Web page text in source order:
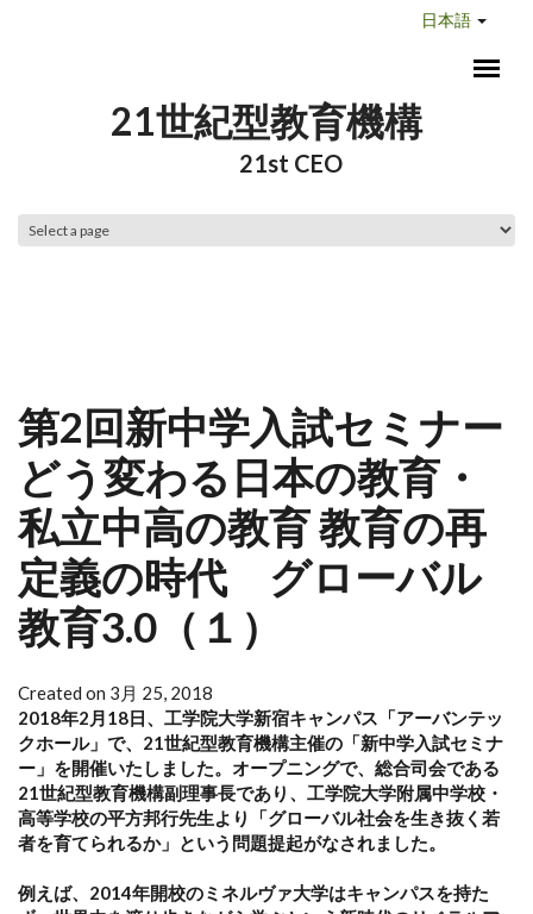
日本語
21世紀型教育機構
21st CEO
第2回新中学入試セミナー
どう変わる日本の教育・
私立中高の教育 教育の再
定義の時代 グローバル
教育3.0（１）
Created on 3月 25, 2018
2018年2月18日、工学院大学新宿キャンパス「アーバンテッ
クホール」で、21世紀型教育機構主催の「新中学入試セミナ
ー」を開催いたしました。オープニングで、総合司会である
21世紀型教育機構副理事長であり、工学院大学附属中学校・
高等学校の平方邦行先生より「グローバル社会を生き抜く若
者を育てられるか」という問題提起がなされました。
例えば、2014年開校のミネルヴァ大学はキャンパスを持た